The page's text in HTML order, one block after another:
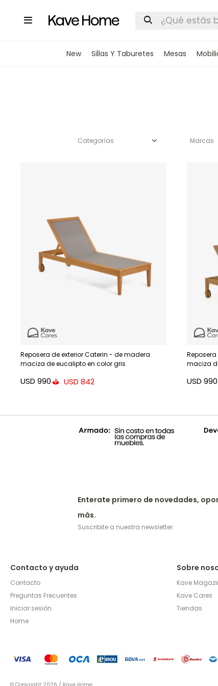

New Sillas Y Taburetes Mesas
Reposera de exterior Caterin - de madera
maciza de eucalipto en color gris
USD 990 USD 842
maciza
USD 990
Categorías Marcas
Sobre
Kave
Kave Cares
Tiendas
Contacto y ayuda
Contacto
Preguntas Frecuentes
Iniciar sesión
Home
Enterate primero de novedades,
más.
Suscribite a nuestra newsletter.
© Copyright 2026 / Kave Home